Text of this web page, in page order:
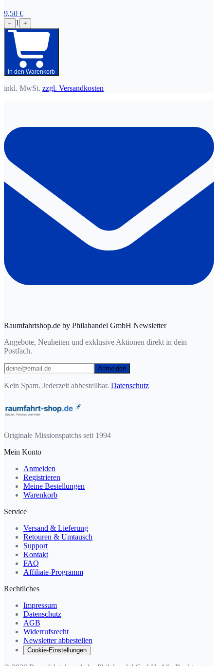
9,50 €
− 1 +
In den Warenkorb
inkl. MwSt. zzgl. Versandkosten
Raumfahrtshop.de by Philahandel GmbH Newsletter
Angebote, Neuheiten und exklusive Aktionen direkt in dein
Postfach.
Anmelden
Kein Spam. Jederzeit abbestellbar. Datenschutz
Originale Missionspatchs seit 1994
Mein Konto
Anmelden
Registrieren
Meine Bestellungen
Warenkorb
Service
Versand & Lieferung
Retouren & Umtausch
Support
Kontakt
FAQ
Affiliate-Programm
Rechtliches
Impressum
Datenschutz
AGB
Widerrufsrecht
Newsletter abbestellen
Cookie-Einstellungen